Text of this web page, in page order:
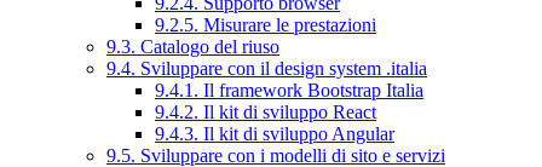
9.2.5. Misurare le prestazioni
9.3. Catalogo del riuso
9.4. Sviluppare con il design system .italia
9.4.1. Il framework Bootstrap Italia
9.4.2. Il kit di sviluppo React
9.4.3. Il kit di sviluppo Angular
9.5. Sviluppare con i modelli di sito e servizi